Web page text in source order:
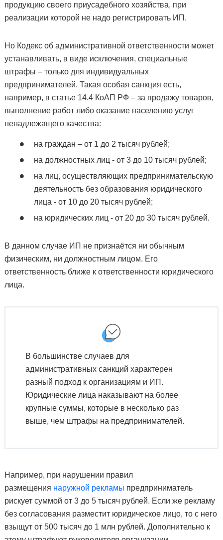
продукцию своего приусадебного хозяйства, при
реализации которой не надо регистрировать ИП.
Но Кодекс об административной ответственности может
устанавливать, в виде исключения, специальные
штрафы – только для индивидуальных
предпринимателей. Такая особая санкция есть,
например, в статье 14.4 КоАП РФ – за продажу товаров,
выполнение работ либо оказание населению услуг
ненадлежащего качества:
на граждан – от 1 до 2 тысяч рублей;
на должностных лиц - от 3 до 10 тысяч рублей;
на лиц, осуществляющих предпринимательскую
деятельность без образования юридического
лица - от 10 до 20 тысяч рублей;
на юридических лиц - от 20 до 30 тысяч рублей.
В данном случае ИП не признаётся ни обычным
физическим, ни должностным лицом. Его
ответственность ближе к ответственности юридического
лица.
В большинстве случаев для
административных санкций характерен
разный подход к организациям и ИП.
Юридические лица наказывают на более
крупные суммы, которые в несколько раз
выше, чем штрафы на предпринимателей.
Например, при нарушении правил
размещения наружной рекламы предприниматель
рискует суммой от 3 до 5 тысяч рублей. Если же рекламу
без согласования разместит юридическое лицо, то с него
взыщут от 500 тысяч до 1 млн рублей. Дополнительно к